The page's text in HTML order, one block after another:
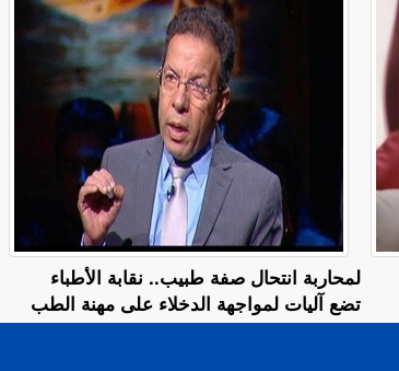
لمحاربة انتحال صفة طبيب.. نقابة الأطباء
تضع آليات لمواجهة الدخلاء على مهنة الطب